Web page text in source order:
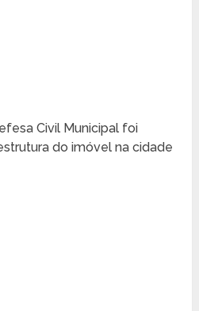
Civil Municipal foi
do imóvel na cidade